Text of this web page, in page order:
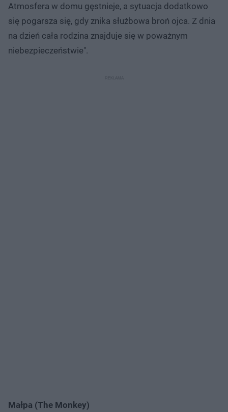
Atmosfera w domu gęstnieje, a sytuacja dodatkowo
się pogarsza się, gdy znika służbowa broń ojca. Z dnia
na dzień cała rodzina znajduje się w poważnym
niebezpieczeństwie".
Małpa (The Monkey)